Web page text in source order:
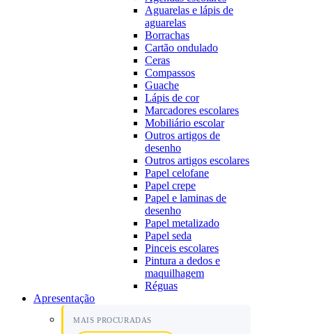
Aguarelas e lápis de
aguarelas
Borrachas
Cartão ondulado
Ceras
Compassos
Guache
Lápis de cor
Marcadores escolares
Mobiliário escolar
Outros artigos de
desenho
Outros artigos escolares
Papel celofane
Papel crepe
Papel e laminas de
desenho
Papel metalizado
Papel seda
Pinceis escolares
Pintura a dedos e
maquilhagem
Réguas
Apresentação
MAIS PROCURADAS